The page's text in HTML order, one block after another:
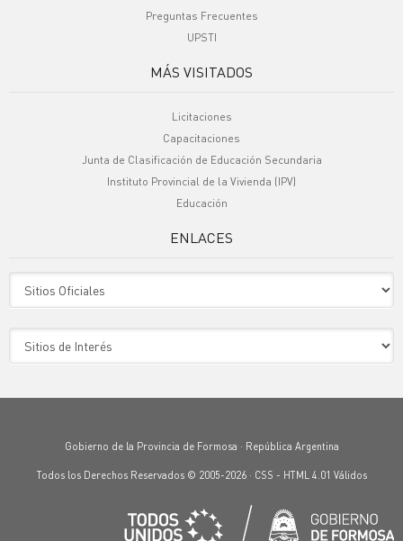
Preguntas Frecuentes
UPSTI
MÁS VISITADOS
Licitaciones
Capacitaciones
Junta de Clasificación de Educación Secundaria
Instituto Provincial de la Vivienda (IPV)
Educación
ENLACES
Gobierno de la Provincia de Formosa · República Argentina
Todos los Derechos Reservados © 2005-2026 · CSS - HTML 4.01 Válidos